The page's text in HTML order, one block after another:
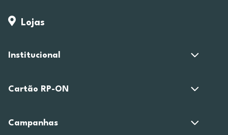
Lojas
Institucional
Cartão RP-ON
Campanhas